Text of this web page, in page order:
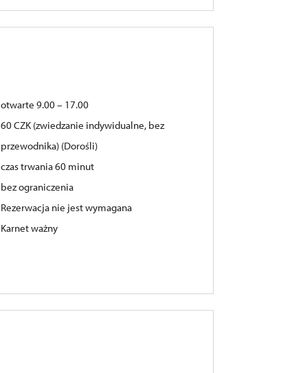
otwarte 9.00 – 17.00
60 CZK (zwiedzanie indywidualne, bez
przewodnika) (Dorośli)
czas trwania 60 minut
bez ograniczenia
Rezerwacja nie jest wymagana
Karnet ważny